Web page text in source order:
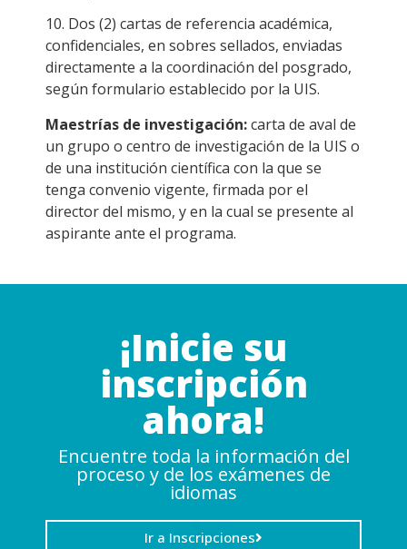
10. Dos (2) cartas de referencia académica,
confidenciales, en sobres sellados, enviadas
directamente a la coordinación del posgrado,
según formulario establecido por la UIS.
Maestrías de investigación:carta de aval de
un grupo o centro de investigación de la UIS o
de una institución científica con la que se
tenga convenio vigente, firmada por el
director del mismo, y en la cual se presente al
aspirante ante el programa.
¡Inicie su
inscripción
ahora!
Encuentre toda la información del
proceso y de los exámenes de
idiomas
Ir a Inscripciones